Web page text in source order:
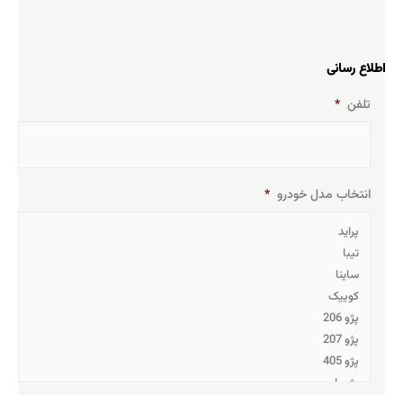
اطلاع رسانی
تلفن *
انتخاب مدل خودرو *